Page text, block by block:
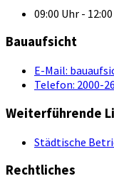
09:00 Uhr -
Bauaufsicht
E-Mail:
Telefon: 2000-
Weiterführende
Städtische
Rechtliches